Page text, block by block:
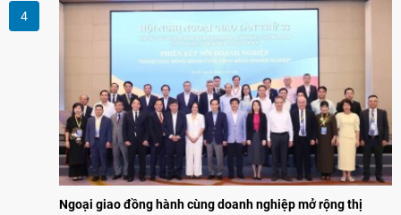
cấp thuốc, điều trị cho cán bộ, chiến sĩ và nhân dân trên
Ngoại giao đồng hành cùng doanh nghiệp mở rộng thị